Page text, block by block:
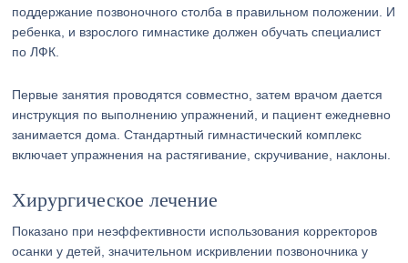
поддержание позвоночного столба в правильном положении. И
ребенка, и взрослого гимнастике должен обучать специалист
по ЛФК.
Первые занятия проводятся совместно, затем врачом дается
инструкция по выполнению упражнений, и пациент ежедневно
занимается дома. Стандартный гимнастический комплекс
включает упражнения на растягивание, скручивание, наклоны.
Хирургическое лечение
Показано при неэффективности использования корректоров
осанки у детей, значительном искривлении позвоночника у